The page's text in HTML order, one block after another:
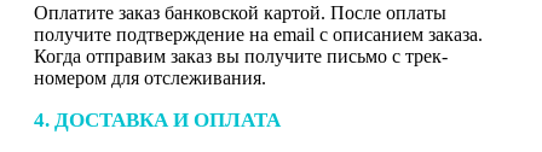
Оплатите заказ банковской картой. После оплаты
получите подтверждение на email с описанием заказа.
Когда отправим заказ вы получите письмо с трек-
номером для отслеживания.
4. ДОСТАВКА И ОПЛАТА